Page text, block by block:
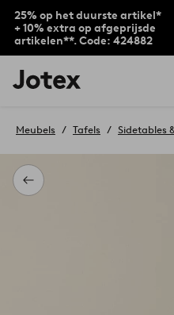
25% op het duurste artikel*
+ 10% extra op afgeprijsde
artikelen**. Code: 424882
Jotex
logo
to
home
page
Terug
Meubels Tafels Sidetables